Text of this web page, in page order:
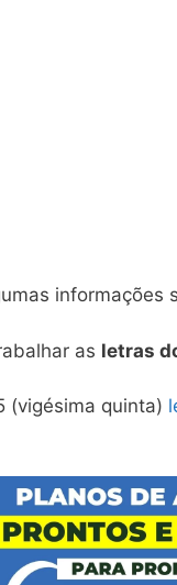
informações
as letras
(vigésima quinta)